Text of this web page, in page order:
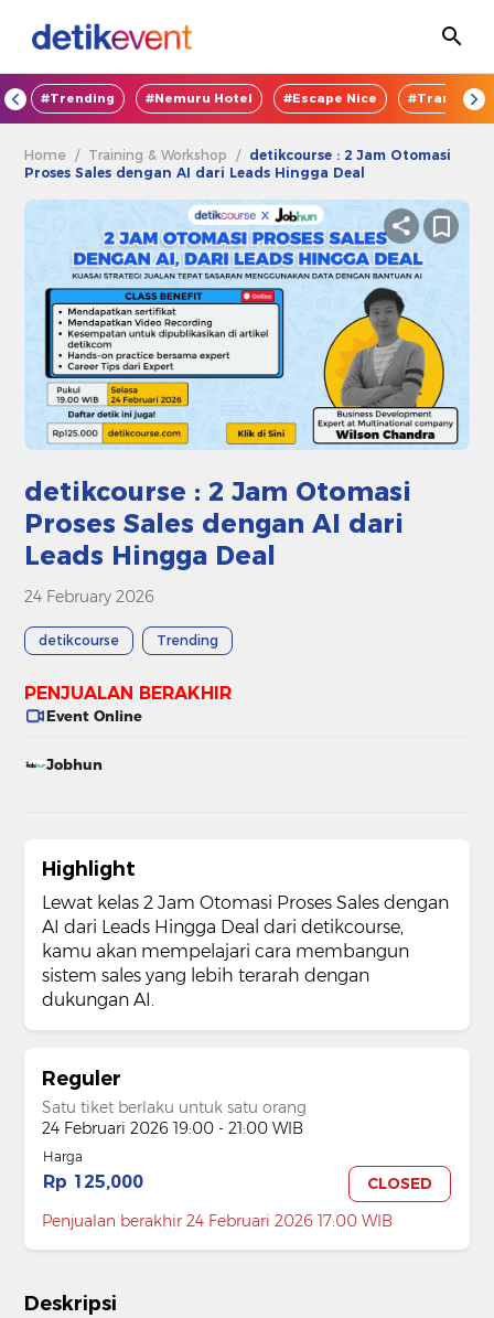
#Trending #Nemuru Hotel #Escape Nice
Home / Training & Workshop / detikcourse : ⁠⁠⁠2 Jam Otomasi
Proses Sales dengan AI dari Leads Hingga Deal
detikcourse : ⁠⁠⁠2 Jam Otomasi
Proses Sales dengan AI dari
Leads Hingga Deal
24 February 2026
detikcourse Trending
PENJUALAN BERAKHIR
Event Online
Jobhun
Highlight
Lewat kelas 2 Jam Otomasi Proses Sales dengan
AI dari Leads Hingga Deal dari detikcourse,
kamu akan mempelajari cara membangun
sistem sales yang lebih terarah dengan
dukungan AI.
Reguler
Satu tiket berlaku untuk satu orang
24 Februari 2026 19:00 - 21:00 WIB
Harga
Rp 125,000
CLOSED
Penjualan berakhir 24 Februari 2026 17:00 WIB
Deskripsi